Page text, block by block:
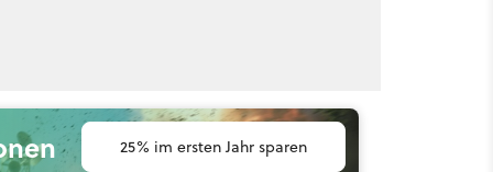
25% im ersten Jahr sparen